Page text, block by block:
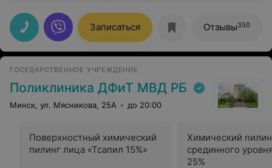
не пожалела. Находясь за границей, я написала
сообщение в соц. сетях (у данной клиники есть своя
страничка) и мне оперативно ответили, дали контакт
врача. Огромная благодарность Куликову А.А. за
проведенную операцию 28.11.22 и то, что до сих пор
терпеливый, всегда на связи. Хотелось бы отметить
еще врача - эндоскописта Буча А.П. Я еще никогда так
быстро и легко не делала фгдс. Спасибо
Записаться Отзывы350
ГОСУДАРСТВЕННОЕ УЧРЕЖДЕНИЕ
Поликлиника ДФиТ МВД РБ
Минск, ул. Мясникова, 25А до 20:00
Поверхностный химический
пилинг лица «Тсапил 15%»
Химический
срединного
25%